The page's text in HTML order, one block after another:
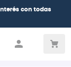
BCP Visa,